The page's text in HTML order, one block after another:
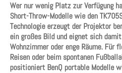
Wer nur wenig Platz zur Verfügung
Short-Throw-Modelle wie den
Technologie erzeugt der Projektor
ein großes Bild und eignet sich
Wohnzimmer oder enge Räume. Für
Reisen oder beim spontanen
positioniert BenQ portable Modelle